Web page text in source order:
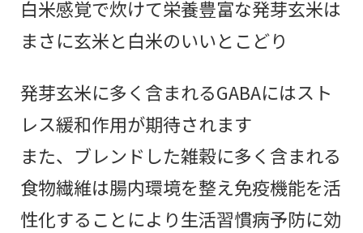
白米感覚で炊けて栄養豊富な発芽玄米は
まさに玄米と白米のいいとこどり
発芽玄米に多く含まれるGABAにはスト
レス緩和作用が期待されます
また、ブレンドした雑穀に多く含まれる
食物繊維は腸内環境を整え免疫機能を活
性化することにより生活習慣病予防に効